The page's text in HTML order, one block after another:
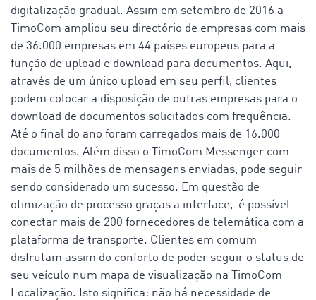
digitalização gradual. Assim em setembro de 2016 a
TimoCom ampliou seu directório de empresas com mais
de 36.000 empresas em 44 países europeus para a
função de upload e download para documentos. Aqui,
através de um único upload em seu perfil, clientes
podem colocar a disposição de outras empresas para o
download de documentos solicitados com frequência.
Até o final do ano foram carregados mais de 16.000
documentos. Além disso o TimoCom Messenger com
mais de 5 milhões de mensagens enviadas, pode seguir
sendo considerado um sucesso. Em questão de
otimização de processo graças a interface, é possível
conectar mais de 200 fornecedores de telemática com a
plataforma de transporte. Clientes em comum
disfrutam assim do conforto de poder seguir o status de
seu veículo num mapa de visualização na TimoCom
Localização. Isto significa: não há necessidade de